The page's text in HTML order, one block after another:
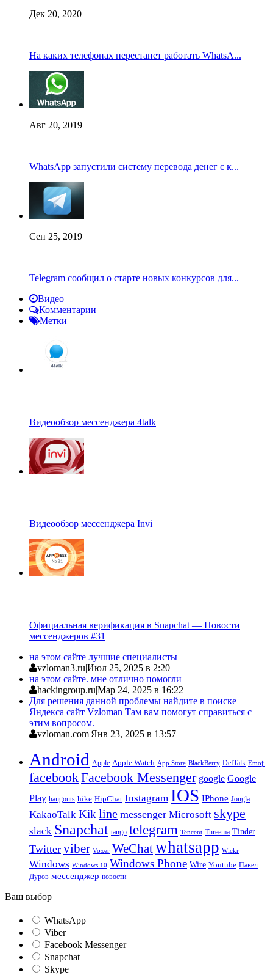
Дек 20, 2020
На каких телефонах перестанет работать WhatsA...
Авг 20, 2019
WhatsApp запустили систему перевода денег с к...
Сен 25, 2019
Telegram сообщил о старте новых конкурсов для...
Видео
Комментарии
Метки
Видеообзор мессенджера 4talk
Видеообзор мессенджера Invi
Официальная верификация в Snapchat — Новости
мессенджеров #31
на этом сайте лучшие специалисты
vzloman3.ru|Июл 25, 2025 в 2:20
на этом сайте. мне отлично помогли
hackingroup.ru|Мар 24, 2025 в 16:22
Для решения данной проблемы найдите в поиске
Яндекса сайт Vzloman Там вам помогут справиться с
этим вопросом.
vzloman.com|Янв 23, 2025 в 13:57
Android Apple Apple Watch App Store BlackBerry DefTalk Emoji
facebookFacebook Messenger google Google
Play hangouts hike HipChat Instagram IOS IPhone Jongla
KakaoTalk Kik line messenger Microsoft skype
slack Snapchat tango telegram Tencent Threema Tinder
Twitter viber Voxer WeChatwhatsapp Wickr
Windows Windows 10 Windows Phone Wire Youtube Павел
Дуров мессенджер новости
Ваш выбор
WhatsApp
Viber
Facebook Messenger
Snapchat
Skype